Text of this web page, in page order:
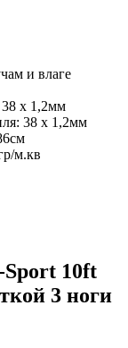
и влаге
38 х 1,2мм
38 х 1,2мм
м.кв
Sport 10ft
3 ноги